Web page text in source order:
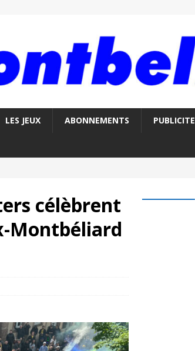
LES JEUX ABONNEMENTS PUBLICITE
célèbrent
Montbéliard